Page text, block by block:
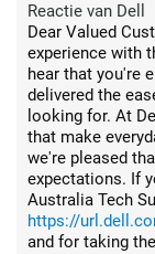
Reactie van Dell
Dear Valued
experience with
hear that you're
delivered the
looking for. At
that make
we're pleased
expectations. If
Australia Tech
https://
and for taking